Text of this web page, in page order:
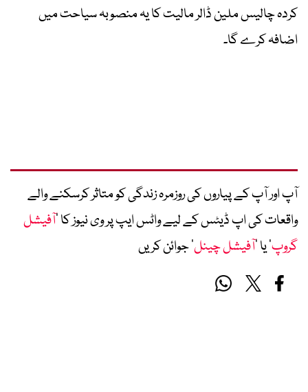
کردہ چالیس ملین ڈالر مالیت کا یہ منصوبہ سیاحت میں
اضافہ کرے گا۔
آپ اور آپ کے پیاروں کی روزمرہ زندگی کو متاثر کرسکنے والے
واقعات کی اپ ڈیٹس کے لیے واٹس ایپ پر وی نیوز کا ’آفیشل
گروپ‘ یا ’آفیشل چینل‘ جوائن کریں